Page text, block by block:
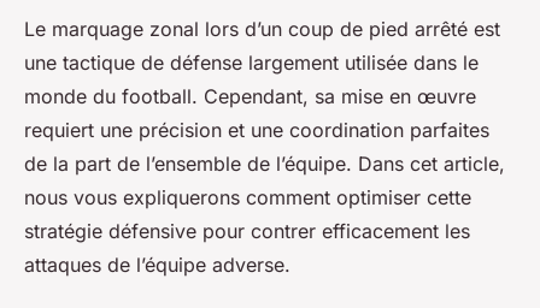
Quelle est la meilleure
manière d'organiser un
marquage zonal lors d'un coup
de pied arrêté?
Liam• 28 avril 2024•6 min de lecture
Le marquage zonal lors d’un coup de pied arrêté est
une tactique de défense largement utilisée dans le
monde du football. Cependant, sa mise en œuvre
requiert une précision et une coordination parfaites
de la part de l’ensemble de l’équipe. Dans cet article,
nous vous expliquerons comment optimiser cette
stratégie défensive pour contrer efficacement les
attaques de l’équipe adverse.